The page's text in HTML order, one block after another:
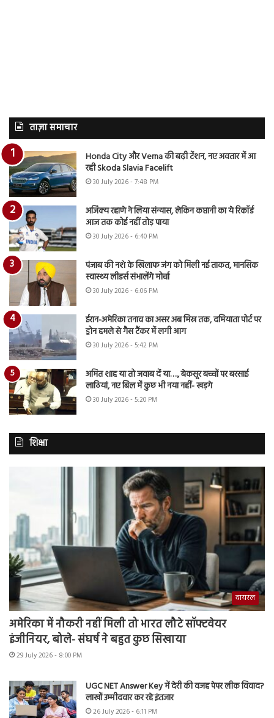
ताज़ा समाचार
Honda City और Verna की बढ़ी टेंशन, नए अवतार में आ
रही Skoda Slavia Facelift
30 July 2026 - 7:48 PM
अजिंक्य रहाणे ने लिया संन्यास, लेकिन कप्तानी का ये रिकॉर्ड
आज तक कोई नहीं तोड़ पाया
30 July 2026 - 6:40 PM
पंजाब की नशे के खिलाफ जंग को मिली नई ताकत, मानसिक
स्वास्थ्य लीडर्स संभालेंगे मोर्चा
30 July 2026 - 6:06 PM
ईरान-अमेरिका तनाव का असर अब मिस्र तक, दमियाता पोर्ट पर
ड्रोन हमले से गैस टैंकर में लगी आग
30 July 2026 - 5:42 PM
अमित शाह या तो जवाब दें या…., बेकसूर बच्चों पर बरसाई
लाठियां, नए बिल में कुछ भी नया नहीं- खड़गे
30 July 2026 - 5:20 PM
शिक्षा
वायरल
अमेरिका में नौकरी नहीं मिली तो भारत लौटे सॉफ्टवेयर
इंजीनियर, बोले- संघर्ष ने बहुत कुछ सिखाया
29 July 2026 - 8:00 PM
UGC NET Answer Key में देरी की वजह पेपर लीक विवाद?
लाखों उम्मीदवार कर रहे इंतजार
26 July 2026 - 6:11 PM